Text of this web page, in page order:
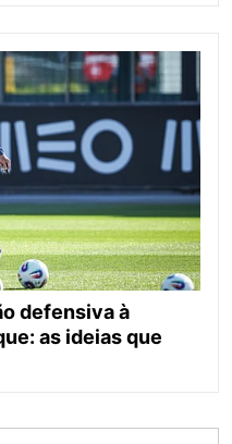
defensiva à
as ideias que